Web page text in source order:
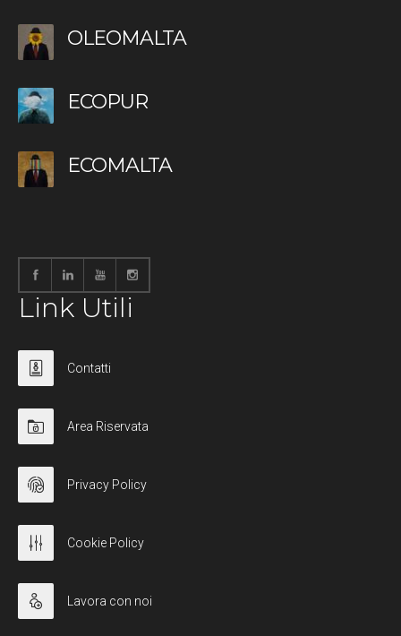
OLEOMALTA
ECOPUR
ECOMALTA
Link Utili
Contatti
Area Riservata
Privacy Policy
Cookie Policy
Lavora con noi